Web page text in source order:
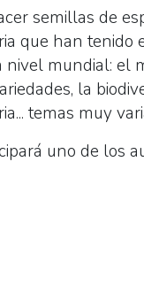
semillas de
que han
mundial: el
la
temas muy
uno de los